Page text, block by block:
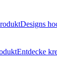
Designs
Entdecke